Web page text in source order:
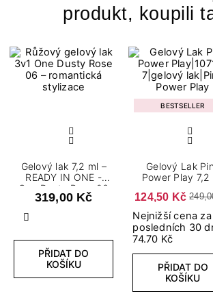
produkt, koupili
Předchozí
Gelový lak 7,2 ml –
READY IN ONE -
One Dusty Rose 06
319,00 Kč
PŘIDAT DO
KOŠÍKU
BESTSELLER
Gelový Lak
Power Play 7,2
124,50 Kč
Nejnižší cena za
posledních 30
74.70 Kč
PŘIDAT DO
KOŠÍKU